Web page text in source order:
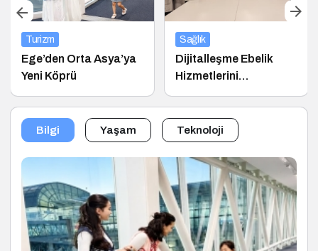
Turizm
Ege’den Orta Asya’ya
Yeni Köprü
Sağlık
Dijitalleşme Ebelik
Hizmetlerini
Bilgi Yaşam Teknoloji